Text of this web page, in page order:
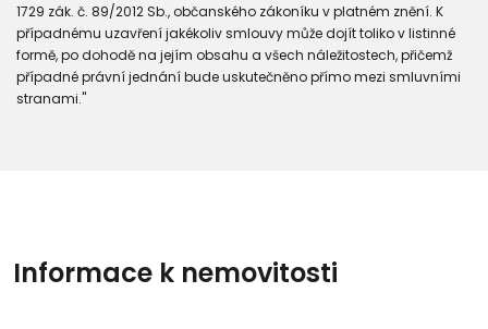
1729 zák. č. 89/2012 Sb., občanského zákoníku v platném znění. K
případnému uzavření jakékoliv smlouvy může dojít toliko v listinné
formě, po dohodě na jejím obsahu a všech náležitostech, přičemž
případné právní jednání bude uskutečněno přímo mezi smluvními
stranami."
Informace k nemovitosti